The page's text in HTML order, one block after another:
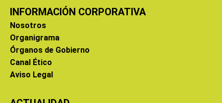
INFORMACIÓN CORPORATIVA
Nosotros
Organigrama
Órganos de Gobierno
Canal Ético
Aviso Legal